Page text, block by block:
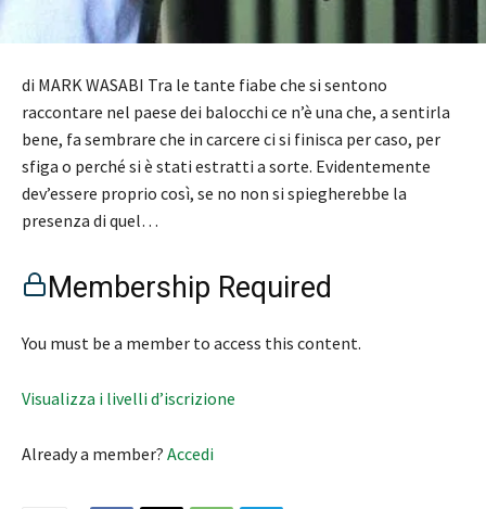
di MARK WASABI Tra le tante fiabe che si sentono
raccontare nel paese dei balocchi ce n’è una che, a sentirla
bene, fa sembrare che in carcere ci si finisca per caso, per
sfiga o perché si è stati estratti a sorte. Evidentemente
dev’essere proprio così, se no non si spiegherebbe la
presenza di quel…
Membership Required
You must be a member to access this content.
Visualizza i livelli d’iscrizione
Already a member? Accedi